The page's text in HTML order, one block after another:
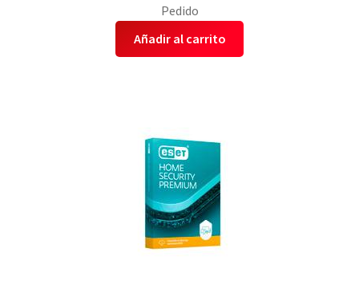
Pedido
Añadir al carrito